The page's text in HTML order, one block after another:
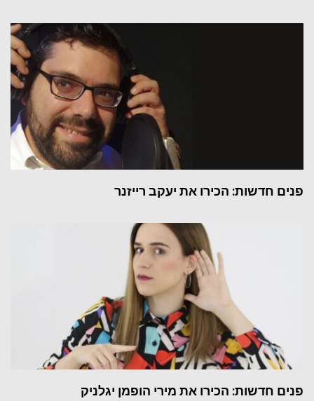
פנים חדשות: הכירו את יעקב רייזנר
פנים חדשות: הכירו את מירי הופמן יגלניק